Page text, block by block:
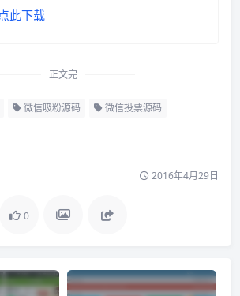
点此下载
正文完
微信吸粉源码 微信投票源码
2016年4月29日
0